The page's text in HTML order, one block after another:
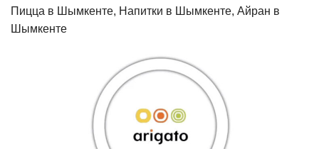
Пицца в Шымкенте, Напитки в Шымкенте, Айран в
Шымкенте